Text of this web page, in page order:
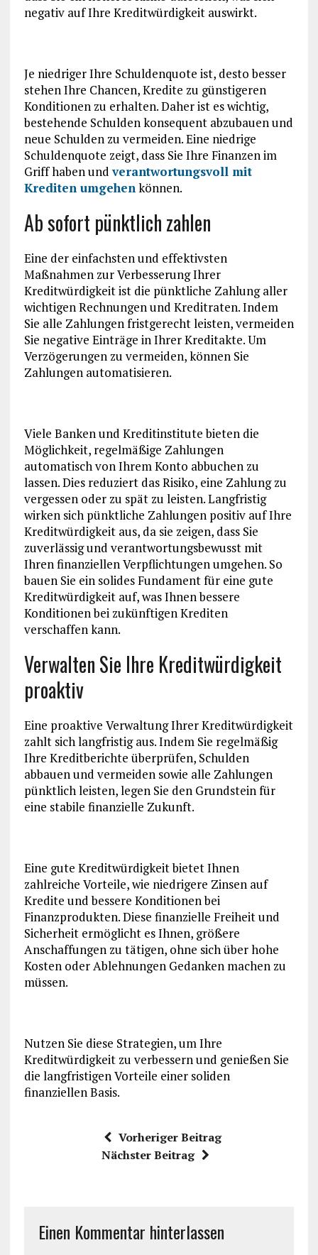
negativ auf Ihre Kreditwürdigkeit auswirkt.
Je niedriger Ihre Schuldenquote ist, desto besser
stehen Ihre Chancen, Kredite zu günstigeren
Konditionen zu erhalten. Daher ist es wichtig,
bestehende Schulden konsequent abzubauen und
neue Schulden zu vermeiden. Eine niedrige
Schuldenquote zeigt, dass Sie Ihre Finanzen im
Griff haben undverantwortungsvoll mit
Krediten umgehenkönnen.
Ab sofort pünktlich zahlen
Eine der einfachsten und effektivsten
Maßnahmen zur Verbesserung Ihrer
Kreditwürdigkeit ist die pünktliche Zahlung aller
wichtigen Rechnungen und Kreditraten. Indem
Sie alle Zahlungen fristgerecht leisten, vermeiden
Sie negative Einträge in Ihrer Kreditakte. Um
Verzögerungen zu vermeiden, können Sie
Zahlungen automatisieren.
Viele Banken und Kreditinstitute bieten die
Möglichkeit, regelmäßige Zahlungen
automatisch von Ihrem Konto abbuchen zu
lassen. Dies reduziert das Risiko, eine Zahlung zu
vergessen oder zu spät zu leisten. Langfristig
wirken sich pünktliche Zahlungen positiv auf Ihre
Kreditwürdigkeit aus, da sie zeigen, dass Sie
zuverlässig und verantwortungsbewusst mit
Ihren finanziellen Verpflichtungen umgehen. So
bauen Sie ein solides Fundament für eine gute
Kreditwürdigkeit auf, was Ihnen bessere
Konditionen bei zukünftigen Krediten
verschaffen kann.
Verwalten Sie Ihre Kreditwürdigkeit
proaktiv
Eine proaktive Verwaltung Ihrer Kreditwürdigkeit
zahlt sich langfristig aus. Indem Sie regelmäßig
Ihre Kreditberichte überprüfen, Schulden
abbauen und vermeiden sowie alle Zahlungen
pünktlich leisten, legen Sie den Grundstein für
eine stabile finanzielle Zukunft.
Eine gute Kreditwürdigkeit bietet Ihnen
zahlreiche Vorteile, wie niedrigere Zinsen auf
Kredite und bessere Konditionen bei
Finanzprodukten. Diese finanzielle Freiheit und
Sicherheit ermöglicht es Ihnen, größere
Anschaffungen zu tätigen, ohne sich über hohe
Kosten oder Ablehnungen Gedanken machen zu
müssen.
Nutzen Sie diese Strategien, um Ihre
Kreditwürdigkeit zu verbessern und genießen Sie
die langfristigen Vorteile einer soliden
finanziellen Basis.
Vorheriger Beitrag
Nächster Beitrag
Einen Kommentar hinterlassen